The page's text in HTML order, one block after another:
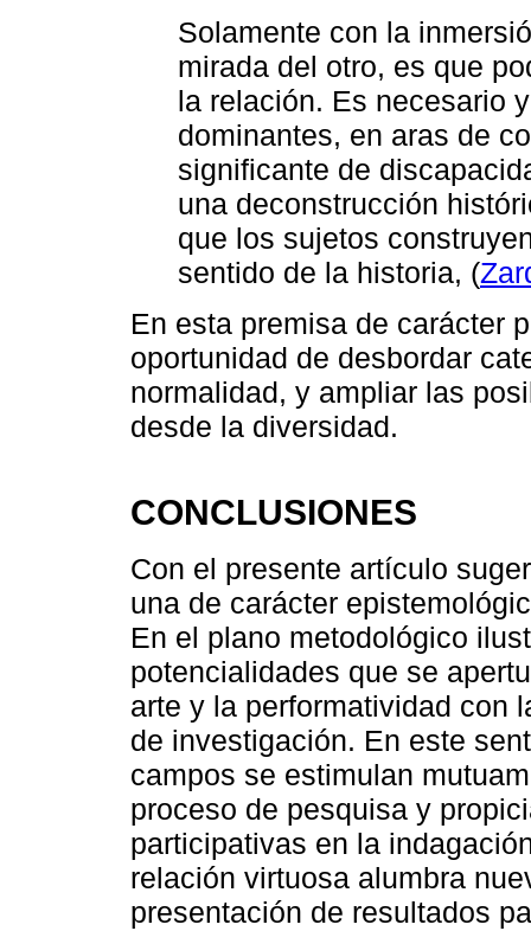
Solamente con la
mirada del otro, es que
la relación. Es necesario
dominantes, en aras de
significante de
una deconstrucción
que los sujetos
sentido de la historia, (
En esta premisa de carácter
oportunidad de desbordar
normalidad, y ampliar las
desde la diversidad.
CONCLUSIONES
Con el presente artículo
una de carácter
En el plano metodológico
potencialidades que se
arte y la performatividad con
de investigación. En este
campos se estimulan
proceso de pesquisa y
participativas en la
relación virtuosa alumbra
presentación de resultados